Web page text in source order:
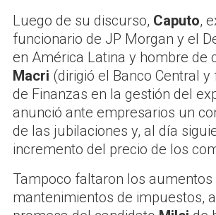
Luego de su discurso, Caputo,
funcionario de JP Morgan y el
en América Latina y hombre de
Macri (dirigió el Banco Central
de Finanzas en la gestión del
anunció ante empresarios un
de las jubilaciones y, al día
incremento del precio de los
Tampoco faltaron los aumentos
mantenimientos de impuestos,